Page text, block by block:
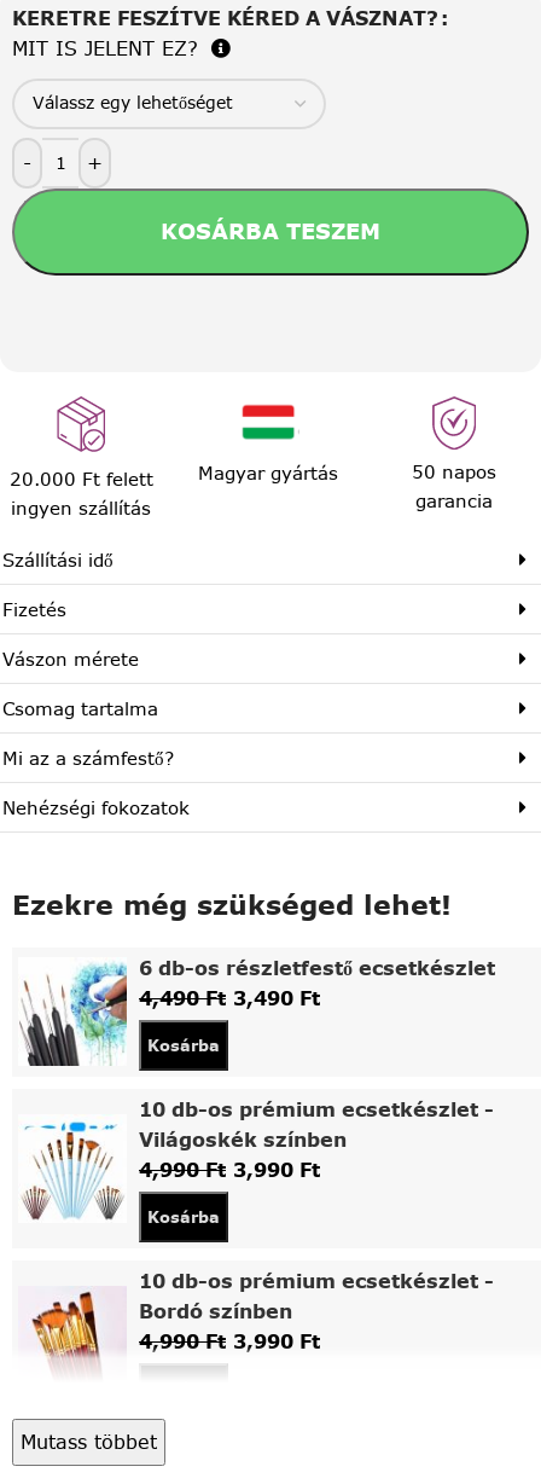
KERETRE FESZÍTVE KÉRED A VÁSZNAT?
MIT IS JELENT EZ?
- +
KOSÁRBA TESZEM
20.000 Ft felett
ingyen szállítás
Magyar gyártás
50 napos
garancia
Szállítási idő
Fizetés
Vászon mérete
Csomag tartalma
Mi az a számfestő?
Nehézségi fokozatok
Ezekre még szükséged lehet!
6 db-os részletfestő ecsetkészlet
4,490Ft 3,490 Ft
Kosárba
10 db-os prémium ecsetkészlet -
Világoskék színben
4,990Ft 3,990 Ft
Kosárba
10 db-os prémium ecsetkészlet -
Bordó színben
4,990Ft 3,990 Ft
Asztali fa festőállvány
Mutass többet